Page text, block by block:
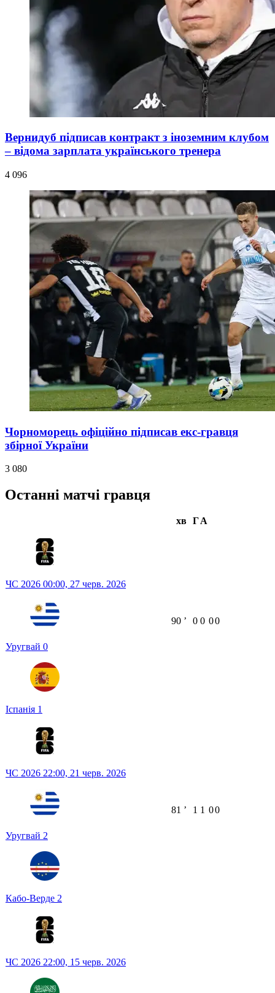
Вернидуб підписав контракт з іноземним клубом
– відома зарплата українського тренера
4 096
Чорноморець офіційно підписав екс-гравця
збірної України
3 080
Останні матчі гравця
хв ГА
ЧС 2026 00:00, 27 черв. 2026
Уругвай 0
Іспанія 1
90 ʼ 0 0 00
ЧС 2026 22:00, 21 черв. 2026
Уругвай 2
Кабо-Верде 2
81 ʼ 1 1 00
ЧС 2026 22:00, 15 черв. 2026